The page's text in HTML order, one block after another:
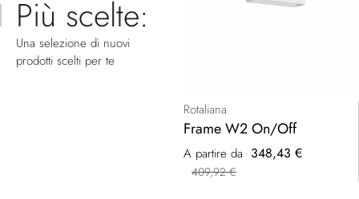
Più scelte:
Una selezione di nuovi
prodotti scelti per te
Rotaliana
Frame W2 On/Off
A partire da 348,43 €
409,92 €